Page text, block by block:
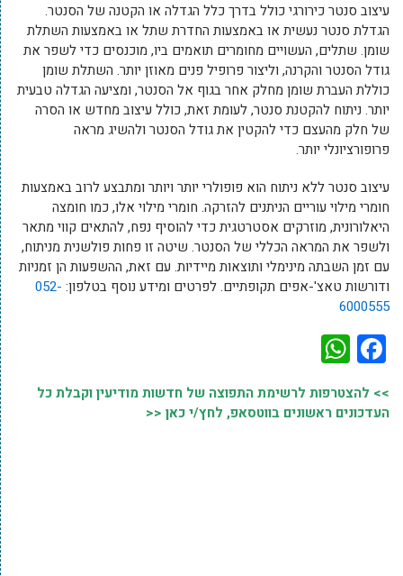
עיצוב סנטר כירורגי כולל בדרך כלל הגדלה או הקטנה של הסנטר.
הגדלת סנטר נעשית או באמצעות החדרת שתל או באמצעות השתלת
שומן. שתלים, העשויים מחומרים תואמים ביו, מוכנסים כדי לשפר את
גודל הסנטר והקרנה, וליצור פרופיל פנים מאוזן יותר. השתלת שומן
כוללת העברת שומן מחלק אחר בגוף אל הסנטר, ומציעה הגדלה טבעית
יותר. ניתוח להקטנת סנטר, לעומת זאת, כולל עיצוב מחדש או הסרה
של חלק מהעצם כדי להקטין את גודל הסנטר ולהשיג מראה
פרופורציונלי יותר.
עיצוב סנטר ללא ניתוח הוא פופולרי יותר ויותר ומתבצע לרוב באמצעות
חומרי מילוי עוריים הניתנים להזרקה. חומרי מילוי אלו, כמו חומצה
היאלורונית, מוזרקים אסטרטגית כדי להוסיף נפח, להתאים קווי מתאר
ולשפר את המראה הכללי של הסנטר. שיטה זו פחות פולשנית מניתוח,
עם זמן השבתה מינימלי ותוצאות מיידיות. עם זאת, ההשפעות הן זמניות
ודורשות טאצ'-אפים תקופתיים. לפרטים ומידע נוסף בטלפון: 052-
6000555
Facebook
>> להצטרפות לרשימת התפוצה של חדשות מודיעין וקבלת כל
העדכונים ראשונים בווטסאפ, לחץ/י כאן <<